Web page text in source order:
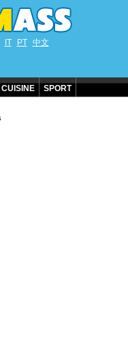
IT PT 中文
CUISINE SPORT